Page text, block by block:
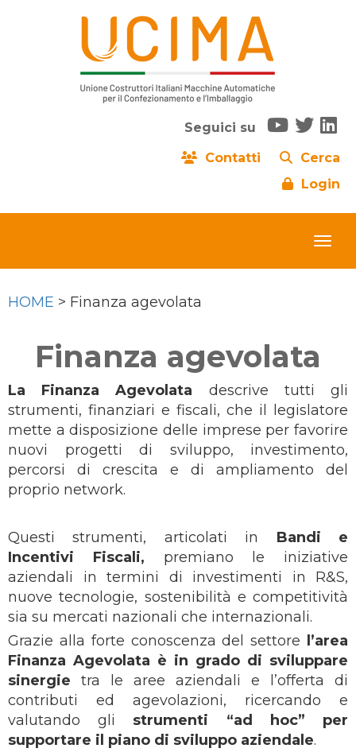
Seguici su
Contatti
Cerca
Login
HOME > Finanza agevolata
Finanza agevolata
La Finanza Agevolata descrive tutti gli
strumenti, finanziari e fiscali, che il legislatore
mette a disposizione delle imprese per favorire
nuovi progetti di sviluppo, investimento,
percorsi di crescita e di ampliamento del
proprio network.
Questi strumenti, articolati in Bandi e
Incentivi Fiscali, premiano le iniziative
aziendali in termini di investimenti in R&S,
nuove tecnologie, sostenibilità e competitività
sia su mercati nazionali che internazionali.
Grazie alla forte conoscenza del settore l’area
Finanza Agevolata è in grado di sviluppare
sinergie tra le aree aziendali e l’offerta di
contributi ed agevolazioni, ricercando e
valutando gli strumenti “ad hoc” per
supportare il piano di sviluppo aziendale.